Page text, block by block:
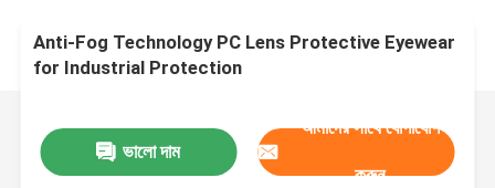
Anti-Fog Technology PC Lens Protective Eyewear
for Industrial Protection
ভালো দাম
আমাদের সাথে যোগাযোগ
করুন